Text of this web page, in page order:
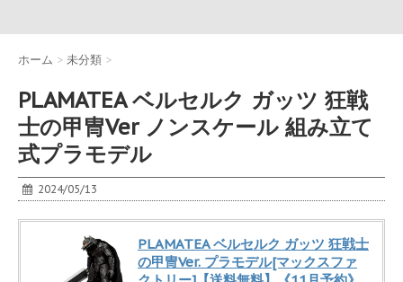
ホーム > 未分類 >
PLAMATEA ベルセルク ガッツ 狂戦
士の甲冑Ver ノンスケール 組み立て
式プラモデル
2024/05/13
PLAMATEA ベルセルク ガッツ 狂戦士
の甲冑Ver. プラモデル[マックスファ